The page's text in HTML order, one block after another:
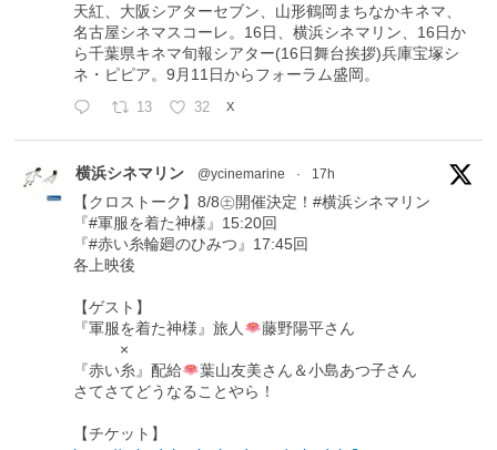
天紅、大阪シアターセブン、山形鶴岡まちなかキネマ、
名古屋シネマスコーレ。16日、横浜シネマリン、16日か
ら千葉県キネマ旬報シアター(16日舞台挨拶)兵庫宝塚シ
ネ・ピピア。9月11日からフォーラム盛岡。
13 32 X
横浜シネマリン @ycinemarine · 17h
【クロストーク】8/8㊏開催決定！#横浜シネマリン
『#軍服を着た神様』15:20回
『#赤い糸輪廻のひみつ』17:45回
各上映後
【ゲスト】
『軍服を着た神様』旅人
藤野陽平さん
×
『赤い糸』配給
葉山友美さん＆小島あつ子さん
さてさてどうなることやら！
【チケット】